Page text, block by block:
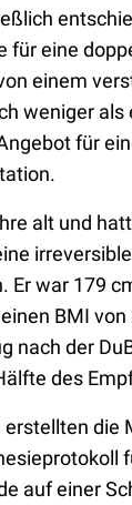
für eine
einem
weniger als
für
alt und
Er war 179
BMI
nach der
des
die
auf einer